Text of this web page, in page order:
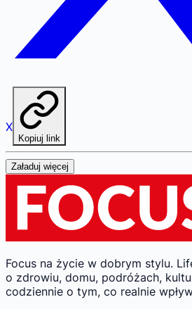
X
Kopiuj link
Załaduj więcej
Focus na życie w dobrym stylu.
o zdrowiu, domu, podróżach,
codziennie o tym, co realnie